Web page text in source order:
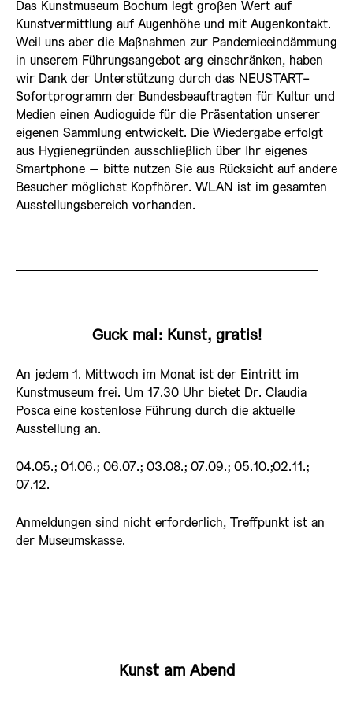
Das Kunstmuseum Bochum legt großen Wert auf
Kunstvermittlung auf Augenhöhe und mit Augenkontakt.
Weil uns aber die Maßnahmen zur Pandemieeindämmung
in unserem Führungsangebot arg einschränken, haben
wir Dank der Unterstützung durch das NEUSTART-
Sofortprogramm der Bundesbeauftragten für Kultur und
Medien einen Audioguide für die Präsentation unserer
eigenen Sammlung entwickelt. Die Wiedergabe erfolgt
aus Hygienegründen ausschließlich über Ihr eigenes
Smartphone – bitte nutzen Sie aus Rücksicht auf andere
Besucher möglichst Kopfhörer. WLAN ist im gesamten
Ausstellungsbereich vorhanden.
Guck mal: Kunst, gratis!
An jedem 1. Mittwoch im Monat ist der Eintritt im
Kunstmuseum frei. Um 17.30 Uhr bietet Dr. Claudia
Posca eine kostenlose Führung durch die aktuelle
Ausstellung an.
04.05.; 01.06.; 06.07.; 03.08.; 07.09.; 05.10.;02.11.;
07.12.
Anmeldungen sind nicht erforderlich, Treffpunkt ist an
der Museumskasse.
Kunst am Abend